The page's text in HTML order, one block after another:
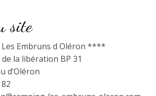
site
Embruns d Oléron ****
la libération BP 31
d’Oléron